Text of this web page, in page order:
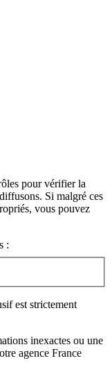
pour vérifier la
Si malgré ces
vous pouvez
:
est strictement
inexactes ou une
agence France